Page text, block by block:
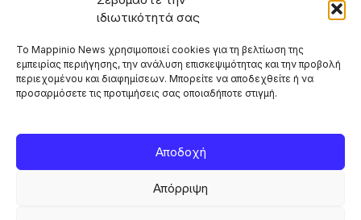
ιδιωτικότητά σας
Το Mappinio News χρησιμοποιεί cookies για τη βελτίωση της
εμπειρίας περιήγησης, την ανάλυση επισκεψιμότητας και την προβολή
περιεχομένου και διαφημίσεων. Μπορείτε να αποδεχθείτε ή να
προσαρμόσετε τις προτιμήσεις σας οποιαδήποτε στιγμή.
Αποδοχή
Απόρριψη
Το Mappinio.net χρησιμοποιεί cookies για τη σωστή
λειτουργία της ιστοσελίδας, την ανάλυση επισκεψιμότητας
και την προβολή εξατομικευμένου περιεχομένου. Πατώντας